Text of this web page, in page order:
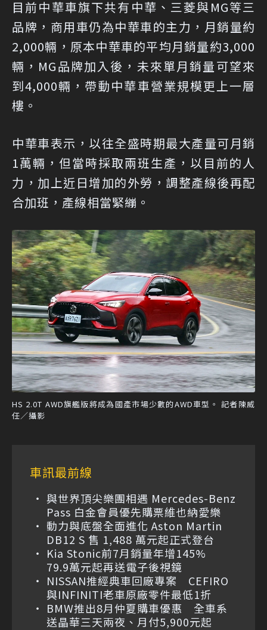
目前中華車旗下共有中華、三菱與MG等三
品牌，商用車仍為中華車的主力，月銷量約
2,000輛，原本中華車的平均月銷量約3,000
輛，MG品牌加入後，未來單月銷量可望來
到4,000輛，帶動中華車營業規模更上一層
樓。
中華車表示，以往全盛時期最大產量可月銷
1萬輛，但當時採取兩班生產，以目前的人
力，加上近日增加的外勞，調整產線後再配
合加班，產線相當緊繃。
HS 2.0T AWD旗艦版將成為國產市場少數的AWD車型。 記者陳威
任／攝影
車訊最前線
與世界頂尖樂團相遇 Mercedes-Benz
Pass 白金會員優先購票維也納愛樂
動力與底盤全面進化 Aston Martin
DB12 S 售 1,488 萬元起正式登台
Kia Stonic前7月銷量年增145%
79.9萬元起再送電子後視鏡
NISSAN推經典車回廠專案 CEFIRO
與INFINITI老車原廠零件最低1折
BMW推出8月仲夏購車優惠 全車系
送晶華三天兩夜、月付5,900元起